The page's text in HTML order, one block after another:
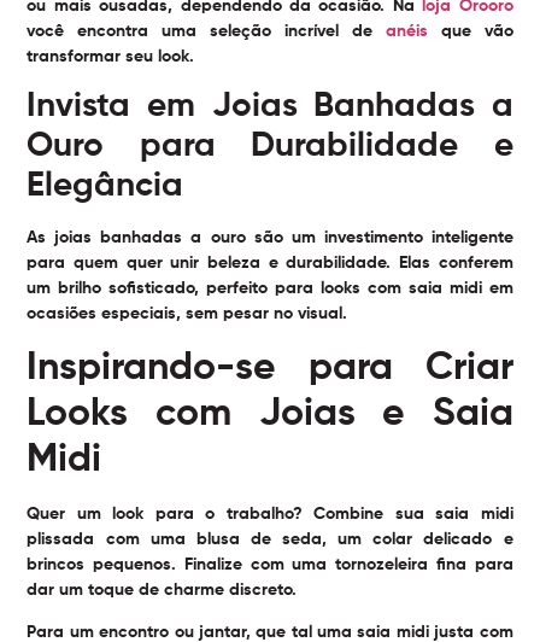
ou mais ousadas, dependendo da ocasião. Na
loja Orooro
você encontra uma seleção incrível de anéis que vão
transformar seu look.
Invista em Joias Banhadas a
Ouro para Durabilidade e
Elegância
As joias banhadas a ouro são um investimento inteligente
para quem quer unir beleza e durabilidade. Elas conferem
um brilho sofisticado, perfeito para looks com saia midi em
ocasiões especiais, sem pesar no visual.
Inspirando-se para Criar
Looks com Joias e Saia
Midi
Quer um look para o trabalho? Combine sua saia midi
plissada com uma blusa de seda, um colar delicado e
brincos pequenos. Finalize com uma tornozeleira fina para
dar um toque de charme discreto.
Para um encontro ou jantar, que tal uma saia midi justa com